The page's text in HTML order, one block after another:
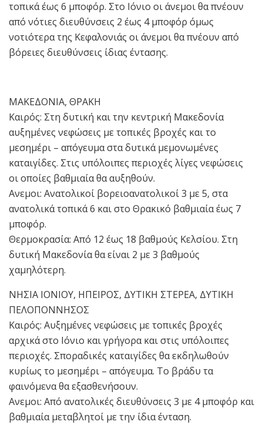
τοπικά έως 6 μποφόρ. Στο Ιόνιο οι άνεμοι θα πνέουν
από νότιες διευθύνσεις 2 έως 4 μποφόρ όμως
νοτιότερα της Κεφαλονιάς οι άνεμοι θα πνέουν από
βόρειες διευθύνσεις ίδιας έντασης.
ΜΑΚΕΔΟΝΙΑ, ΘΡΑΚΗ
Καιρός: Στη δυτική και την κεντρική Μακεδονία
αυξημένες νεφώσεις με τοπικές βροχές και το
μεσημέρι – απόγευμα στα δυτικά μεμονωμένες
καταιγίδες. Στις υπόλοιπες περιοχές λίγες νεφώσεις
οι οποίες βαθμιαία θα αυξηθούν.
Ανεμοι: Ανατολικοί βορειοανατολικοί 3 με 5, στα
ανατολικά τοπικά 6 και στο Θρακικό βαθμιαία έως 7
μποφόρ.
Θερμοκρασία: Από 12 έως 18 βαθμούς Κελσίου. Στη
δυτική Μακεδονία θα είναι 2 με 3 βαθμούς
χαμηλότερη.
ΝΗΣΙΑ ΙΟΝΙΟΥ, ΗΠΕΙΡΟΣ, ΔΥΤΙΚΗ ΣΤΕΡΕΑ, ΔΥΤΙΚΗ
ΠΕΛΟΠΟΝΝΗΣΟΣ
Καιρός: Aυξημένες νεφώσεις με τοπικές βροχές
αρχικά στο Ιόνιο και γρήγορα και στις υπόλοιπες
περιοχές. Σποραδικές καταιγίδες θα εκδηλωθούν
κυρίως το μεσημέρι – απόγευμα. Το βράδυ τα
φαινόμενα θα εξασθενήσουν.
Ανεμοι: Από ανατολικές διευθύνσεις 3 με 4 μποφόρ και
βαθμιαία μεταβλητοί με την ίδια ένταση.